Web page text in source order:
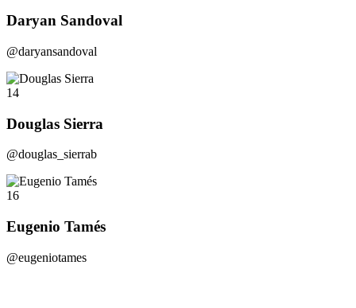
Daryan Sandoval
@daryansandoval
14
Douglas Sierra
@douglas_sierrab
16
Eugenio Tamés
@eugeniotames